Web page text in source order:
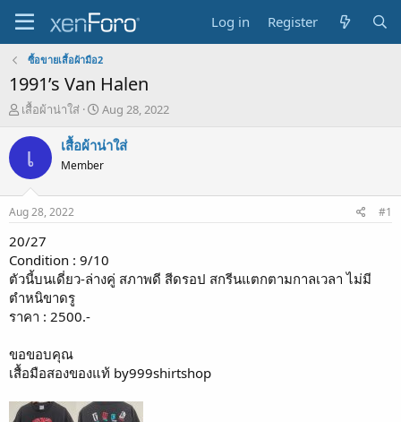
Log in Register
ซื้อขายเสื้อผ้ามือ2
1991’s Van Halen
T
r
a
t
a
t
e
r
เสื้อผ้าน่าใส่
S
a
Aug 28, 2022
เ เสื้อผ้าน่าใส่
Member
Aug 28, 2022 #1
20/27
Condition : 9/10
ตัวนี้บนเดี่ยว-ล่างคู่ สภาพดี สีดรอป สกรีนแตกตามกาลเวลา ไม่มี
ตำหนิขาดรู
ราคา : 2500.-
ขอขอบคุณ
เสื้อมือสองของแท้ by999shirtshop